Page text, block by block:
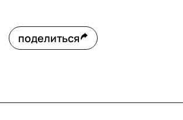
поделиться